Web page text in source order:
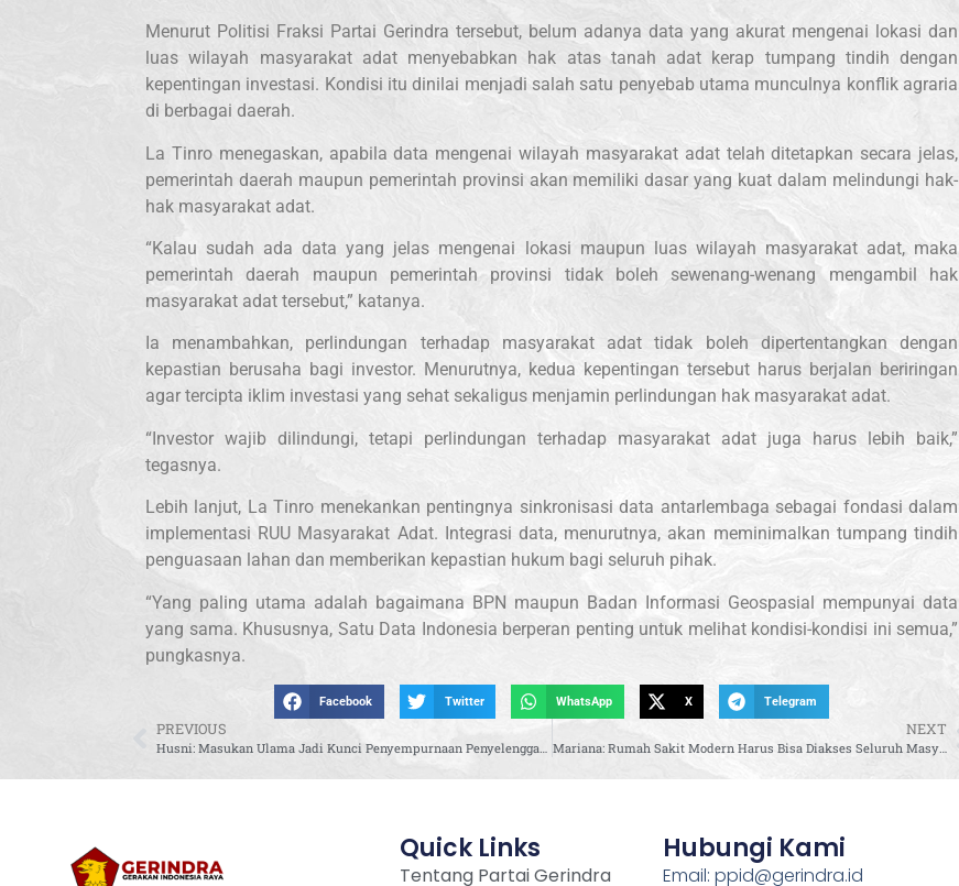
Menurut Politisi Fraksi Partai Gerindra tersebut, belum adanya data yang akurat mengenai lokasi dan
luas wilayah masyarakat adat menyebabkan hak atas tanah adat kerap tumpang tindih dengan
kepentingan investasi. Kondisi itu dinilai menjadi salah satu penyebab utama munculnya konflik agraria
di berbagai daerah.
La Tinro menegaskan, apabila data mengenai wilayah masyarakat adat telah ditetapkan secara jelas,
pemerintah daerah maupun pemerintah provinsi akan memiliki dasar yang kuat dalam melindungi hak-
hak masyarakat adat.
“Kalau sudah ada data yang jelas mengenai lokasi maupun luas wilayah masyarakat adat, maka
pemerintah daerah maupun pemerintah provinsi tidak boleh sewenang-wenang mengambil hak
masyarakat adat tersebut,” katanya.
Ia menambahkan, perlindungan terhadap masyarakat adat tidak boleh dipertentangkan dengan
kepastian berusaha bagi investor. Menurutnya, kedua kepentingan tersebut harus berjalan beriringan
agar tercipta iklim investasi yang sehat sekaligus menjamin perlindungan hak masyarakat adat.
“Investor wajib dilindungi, tetapi perlindungan terhadap masyarakat adat juga harus lebih baik,”
tegasnya.
Lebih lanjut, La Tinro menekankan pentingnya sinkronisasi data antarlembaga sebagai fondasi dalam
implementasi RUU Masyarakat Adat. Integrasi data, menurutnya, akan meminimalkan tumpang tindih
penguasaan lahan dan memberikan kepastian hukum bagi seluruh pihak.
“Yang paling utama adalah bagaimana BPN maupun Badan Informasi Geospasial mempunyai data
yang sama. Khususnya, Satu Data Indonesia berperan penting untuk melihat kondisi-kondisi ini semua,”
pungkasnya.
Facebook Twitter WhatsApp X Telegram
PREVIOUS
Husni: Masukan Ulama Jadi Kunci Penyempurnaan Penyelenggaraan Haji
NEXT
Mariana: Rumah Sakit Modern Harus Bisa Diakses Seluruh Masyarakat, Termasuk Peserta BPJS
Quick Links
Tentang Partai Gerindra
Hubungi Kami
Email: ppid@gerindra.id